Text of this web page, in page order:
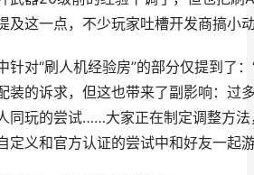
及这一点，不少玩家吐槽开发商搞小
针对“刷人机经验房”的部分仅提到了
装的诉求，但这也带来了副影响：过
同玩的尝试……大家正在制定调整方法
定义和官方认证的尝试中和好友一起